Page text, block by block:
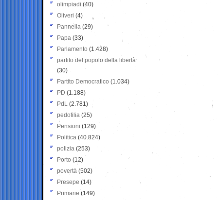
olimpiadi (40)
Oliveri (4)
Pannella (29)
Papa (33)
Parlamento (1.428)
partito del popolo della libertà
(30)
Partito Democratico (1.034)
PD (1.188)
PdL (2.781)
pedofilia (25)
Pensioni (129)
Politica (40.824)
polizia (253)
Porto (12)
povertà (502)
Presepe (14)
Primarie (149)